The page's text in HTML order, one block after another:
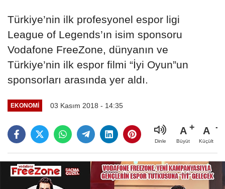
Türkiye’nin ilk profesyonel espor ligi
League of Legends’ın isim sponsoru
Vodafone FreeZone, dünyanın ve
Türkiye’nin ilk espor filmi “İyi Oyun”un
sponsorları arasında yer aldı.
EKONOMI 03 Kasım 2018 - 14:35
Dinle
A
Büyüt
A
Küçült